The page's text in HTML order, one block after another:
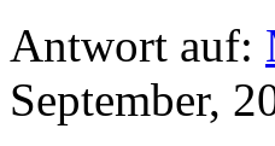
Antwort auf:
September,